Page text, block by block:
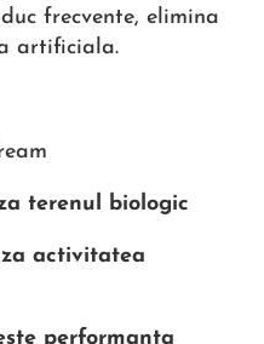
frecvente, elimina
artificiala.
terenul biologic
activitatea
performanta